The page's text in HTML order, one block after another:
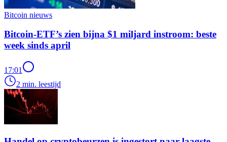
Bitcoin nieuws
Bitcoin-ETF’s zien bijna $1 miljard instroom: beste
week sinds april
17:01
2 min. leestijd